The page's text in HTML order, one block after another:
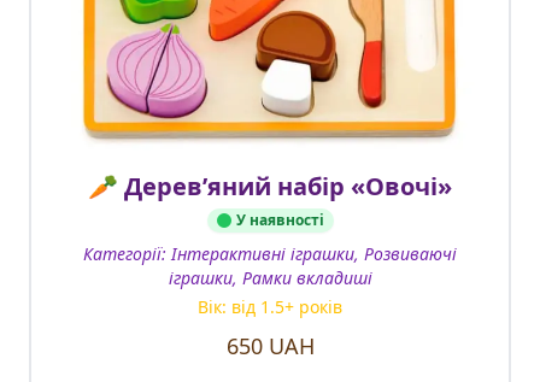
🥕 Дерев’яний набір «Овочі»
У наявності
Категорії:Інтерактивні іграшки, Розвиваючі
іграшки, Рамки вкладиші
Вік: від 1.5+ років
650UAH